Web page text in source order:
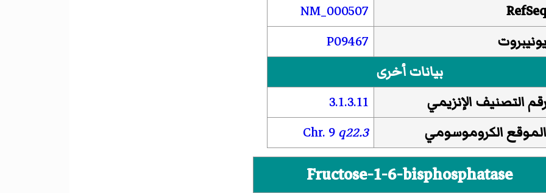
RefSeq
NM_000507
يونيبروت
P09467
بيانات أخرى
رقم التصنيف الإنزيمي
3.1.3.11
الموقع الكروموسومي
Chr. 9q22.3
Fructose-1-6-bisphosphatase